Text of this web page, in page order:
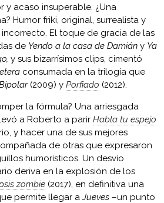
y acaso insuperable. ¿Una
Humor friki, original, surrealista y
El toque de gracia de las
de Yendo a la casa de Damián y Ya
y sus bizarrísimos clips, cimentó
consumada en la trilogía que
(2009) y Porfiado (2012).
la fórmula? Una arriesgada
a Roberto a parir Habla tu espejo
y hacer una de sus mejores
de otras que expresaron
humorísticos. Un desvío
deriva en la explosión de los
zombie (2017), en definitiva una
permite llegar aJueves –un punto